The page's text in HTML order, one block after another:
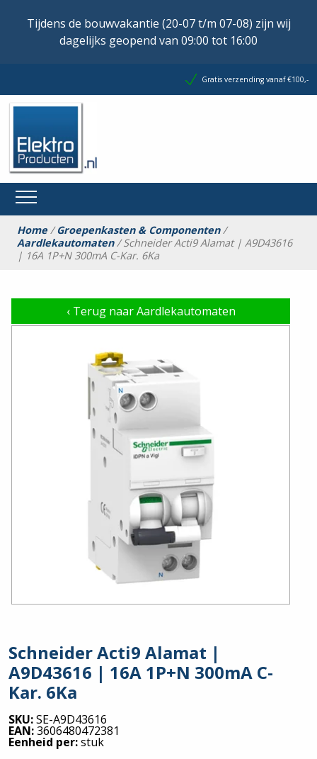
Tijdens de bouwvakantie (20-07 t/m 07-08) zijn wij
dagelijks geopend van 09:00 tot 16:00
Gratis verzending vanaf €100,-
Home/Groepenkasten & Componenten/
Aardlekautomaten/ Schneider Acti9 Alamat | A9D43616
| 16A 1P+N 300mA C-Kar. 6Ka
‹Terug naar Aardlekautomaten
Schneider Acti9 Alamat |
A9D43616 | 16A 1P+N 300mA C-
Kar. 6Ka
SKU:SE-A9D43616
EAN:3606480472381
Eenheid per:stuk